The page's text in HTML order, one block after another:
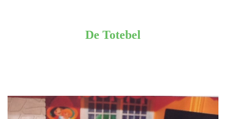
De Totebel